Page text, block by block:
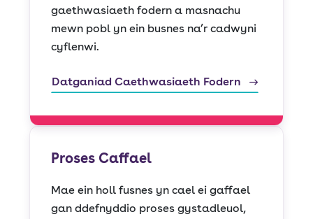
gaethwasiaeth fodern a masnachu
mewn pobl yn ein busnes na’r cadwyni
cyflenwi.
Datganiad Caethwasiaeth Fodern
Proses Caffael
Mae ein holl fusnes yn cael ei gaffael
gan ddefnyddio proses gystadleuol,